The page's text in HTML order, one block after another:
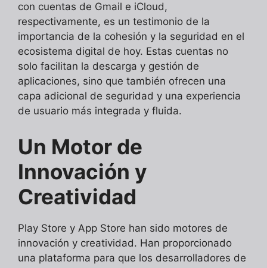
con cuentas de Gmail e iCloud,
respectivamente, es un testimonio de la
importancia de la cohesión y la seguridad en el
ecosistema digital de hoy. Estas cuentas no
solo facilitan la descarga y gestión de
aplicaciones, sino que también ofrecen una
capa adicional de seguridad y una experiencia
de usuario más integrada y fluida.
Un Motor de
Innovación y
Creatividad
Play Store y App Store han sido motores de
innovación y creatividad. Han proporcionado
una plataforma para que los desarrolladores de